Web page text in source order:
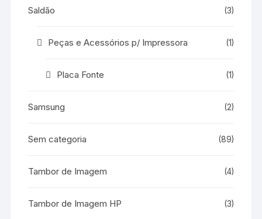
Saldão (3)
Peças e Acessórios p/ Impressora (1)
Placa Fonte (1)
Samsung (2)
Sem categoria (89)
Tambor de Imagem (4)
Tambor de Imagem HP (3)